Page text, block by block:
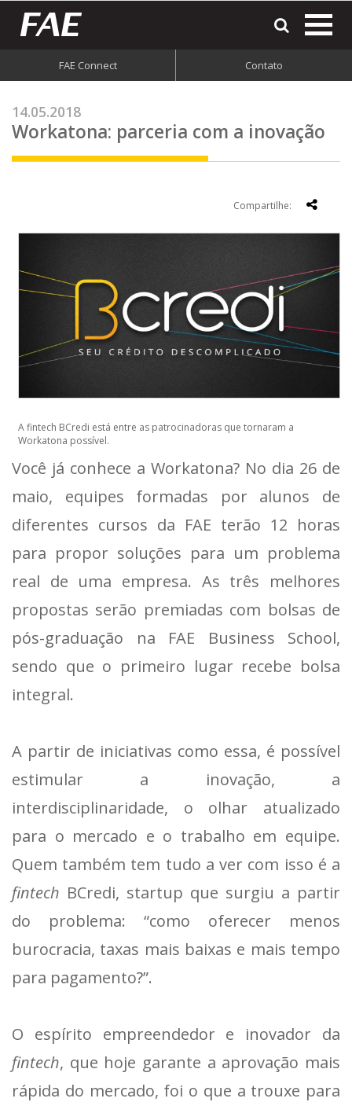
FAE Connect Contato
14.05.2018
Workatona: parceria com a inovação
Compartilhe:
A fintech BCredi está entre as patrocinadoras que tornaram a
Workatona possível.
Você já conhece a Workatona? No dia 26 de
maio, equipes formadas por alunos de
diferentes cursos da FAE terão 12 horas
para propor soluções para um problema
real de uma empresa. As três melhores
propostas serão premiadas com bolsas de
pós-graduação na FAE Business School,
sendo que o primeiro lugar recebe bolsa
integral.
A partir de iniciativas como essa, é possível
estimular a inovação, a
interdisciplinaridade, o olhar atualizado
para o mercado e o trabalho em equipe.
Quem também tem tudo a ver com isso é a
fintech BCredi, startup que surgiu a partir
do problema: “como oferecer menos
burocracia, taxas mais baixas e mais tempo
para pagamento?”.
O espírito empreendedor e inovador da
fintech, que hoje garante a aprovação mais
rápida do mercado, foi o que a trouxe para